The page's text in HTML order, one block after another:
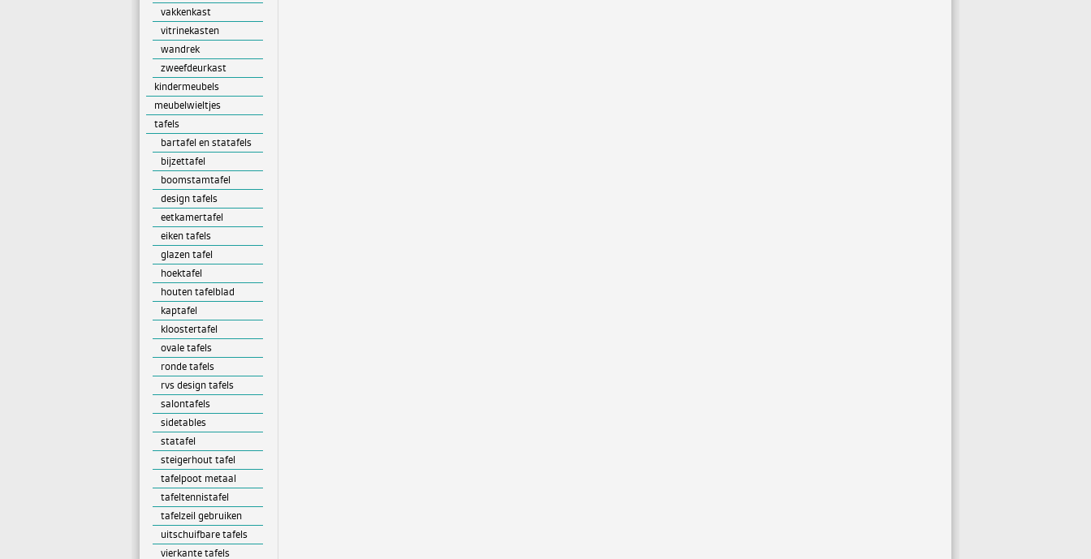
vakkenkast
vitrinekasten
wandrek
zweefdeurkast
kindermeubels
meubelwieltjes
tafels
bartafel en statafels
bijzettafel
boomstamtafel
design tafels
eetkamertafel
eiken tafels
glazen tafel
hoektafel
houten tafelblad
kaptafel
kloostertafel
ovale tafels
ronde tafels
rvs design tafels
salontafels
sidetables
statafel
steigerhout tafel
tafelpoot metaal
tafeltennistafel
tafelzeil gebruiken
uitschuifbare tafels
vierkante tafels